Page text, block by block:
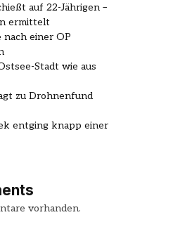
auf 22-Jährigen –
ermittelt
einer OP
Stadt wie aus
zu Drohnenfund
entging knapp einer
vorhanden.